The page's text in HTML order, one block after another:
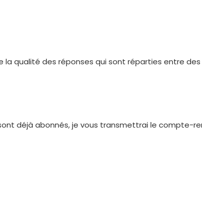
qualité des réponses qui sont réparties entre des
déjà abonnés, je vous transmettrai le compte-